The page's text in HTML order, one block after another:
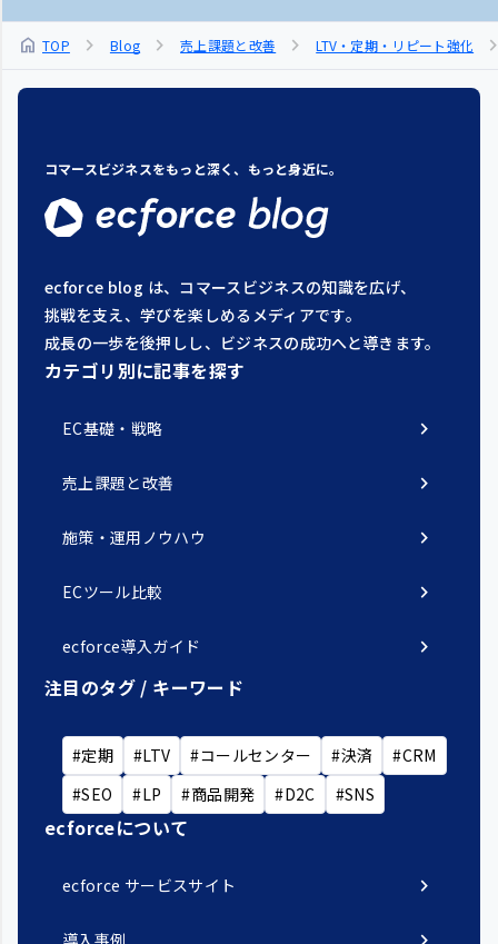
home TOP chevron_right Blog chevron_right 売上課題と改善 chevron_right LTV・定期・リピート強化
コマースビジネスをもっと深く、もっと身近に。
ecforce blog は、コマースビジネスの知識を広げ、
挑戦を支え、学びを楽しめるメディアです。
成長の一歩を後押しし、ビジネスの成功へと導きます。
カテゴリ別に記事を探す
EC基礎・戦略 chevron_right
売上課題と改善 chevron_right
施策・運用ノウハウ chevron_right
ECツール比較 chevron_right
ecforce導入ガイド
chevron_right
注目のタグ / キーワード
#定期 #LTV #コールセンター #決済
#CRM
#SEO
#LP #商品開発 #D2C #SNS
ecforceについて
ecforce サービスサイト chevron_right